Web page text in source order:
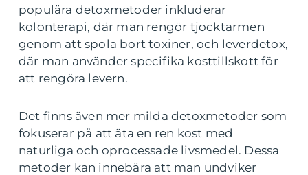
populära detoxmetoder inkluderar
kolonterapi, där man rengör tjocktarmen
genom att spola bort toxiner, och leverdetox,
där man använder specifika kosttillskott för
att rengöra levern.
Det finns även mer milda detoxmetoder som
fokuserar på att äta en ren kost med
naturliga och oprocessade livsmedel. Dessa
metoder kan innebära att man undviker